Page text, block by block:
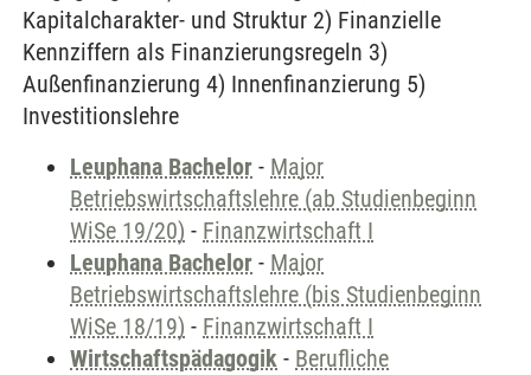
Kapitalcharakter- und Struktur 2) Finanzielle
Kennziffern als Finanzierungsregeln 3)
Außenfinanzierung 4) Innenfinanzierung 5)
Investitionslehre
Leuphana Bachelor - Major
Betriebswirtschaftslehre (ab Studienbeginn
WiSe 19/20) - Finanzwirtschaft I
Leuphana Bachelor - Major
Betriebswirtschaftslehre (bis Studienbeginn
WiSe 18/19) - Finanzwirtschaft I
Wirtschaftspädagogik - Berufliche